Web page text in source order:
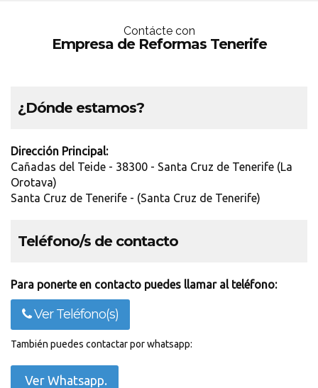
Contácte con
Empresa de Reformas Tenerife
¿Dónde estamos?
Dirección Principal:
Cañadas del Teide - 38300 - Santa Cruz de Tenerife (La
Orotava)
Santa Cruz de Tenerife - (Santa Cruz de Tenerife)
Teléfono/s de contacto
Para ponerte en contacto puedes llamar al teléfono:
Ver Teléfono(s)
También puedes contactar por whatsapp:
Ver Whatsapp.